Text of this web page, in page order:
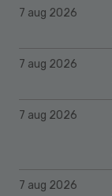
7 aug 2026
7 aug 2026
7 aug 2026
7 aug 2026